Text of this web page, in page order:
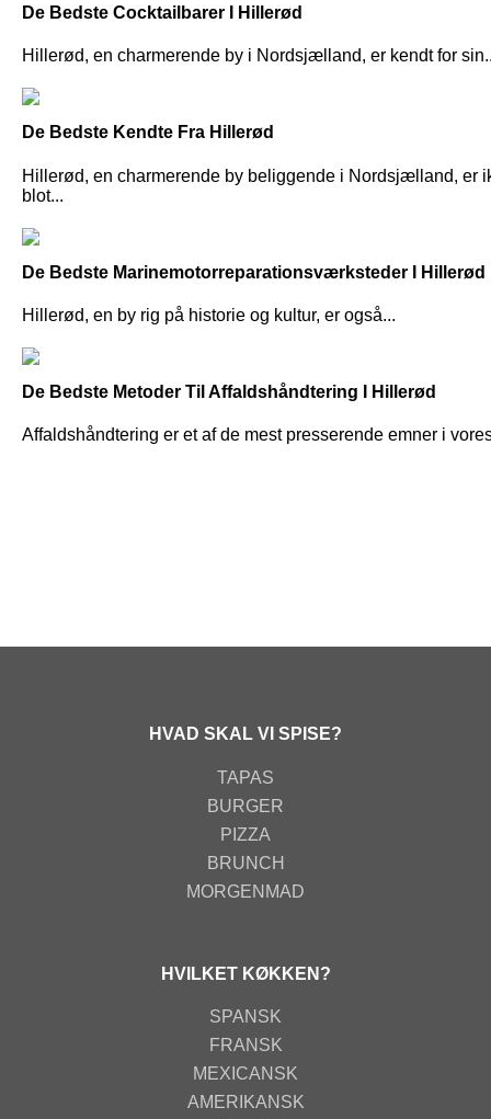
De Bedste Cocktailbarer I Hillerød
Hillerød, en charmerende by i Nordsjælland, er kendt for
De Bedste Kendte Fra Hillerød
Hillerød, en charmerende by beliggende i Nordsjælland, er
blot...
De Bedste Marinemotorreparationsværksteder I Hillerød
Hillerød, en by rig på historie og kultur, er også...
De Bedste Metoder Til Affaldshåndtering I Hillerød
Affaldshåndtering er et af de mest presserende emner i
HVAD SKAL VI SPISE?
TAPAS
BURGER
PIZZA
BRUNCH
MORGENMAD
HVILKET KØKKEN?
SPANSK
FRANSK
MEXICANSK
AMERIKANSK